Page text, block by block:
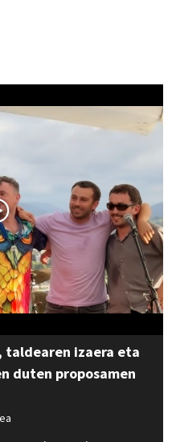
taldearen izaera eta
duten proposamen